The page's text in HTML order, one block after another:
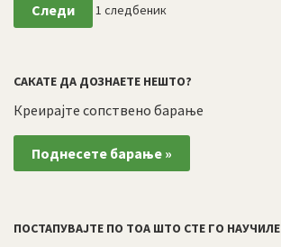
Следи 1 следбеник
САКАТЕ ДА ДОЗНАЕТЕ НЕШТО?
Креирајте сопствено барање
Поднесете барање »
ПОСТАПУВАЈТЕ ПО ТОА ШТО СТЕ ГО НАУЧИЛЕ